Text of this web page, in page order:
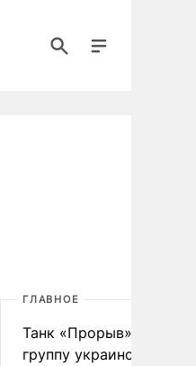
ГЛАВНОЕ
Танк «Прорыв»
группу украинских